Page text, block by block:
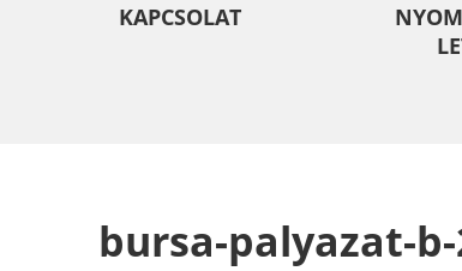
KAPCSOLAT
bursa-palyazat-b-